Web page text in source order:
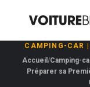
CAMPING-CAR
Accueil Camping-
Préparer sa